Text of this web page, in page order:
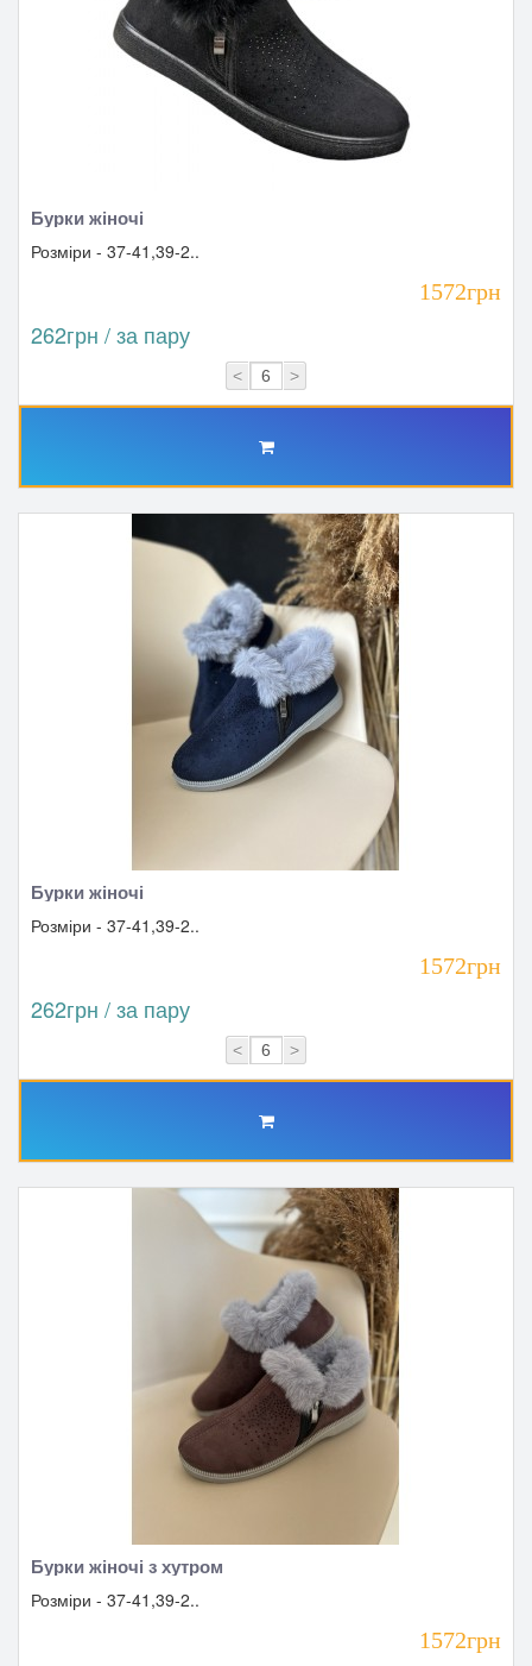
Бурки жіночі
Розміри - 37-41,39-2..
1572грн
262грн / за пару
< >
Бурки жіночі
Розміри - 37-41,39-2..
1572грн
262грн / за пару
< >
Бурки жіночі з хутром
Розміри - 37-41,39-2..
1572грн